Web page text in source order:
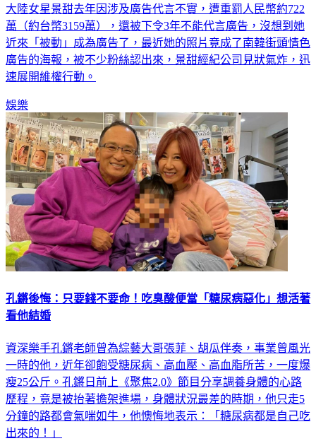
大陸女星景甜去年因涉及廣告代言不實，遭重罰人民幣約722
萬（約台幣3159萬），還被下令3年不能代言廣告，沒想到她
近來「被動」成為廣告了，最近她的照片竟成了南韓街頭情色
廣告的海報，被不少粉絲認出來，景甜經紀公司見狀氣炸，迅
速展開維權行動。
娛樂
孔鏘後悔：只要錢不要命！吃臭酸便當「糖尿病惡化」想活著
看他結婚
資深樂手孔鏘老師曾為綜藝大哥張菲、胡瓜伴奏，事業曾風光
一時的他，近年卻飽受糖尿病、高血壓、高血脂所苦，一度爆
瘦25公斤。孔鏘日前上《聚焦2.0》節目分享調養身體的心路
歷程，竟是被抬著擔架進場，身體狀況最差的時期，他只走5
分鐘的路都會氣喘如牛，他懊悔地表示：「糖尿病都是自己吃
出來的！」